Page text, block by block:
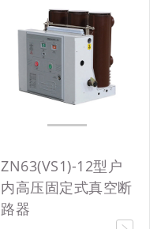
ZN63(VS1)-12型户
内高压固定式真空断
路器